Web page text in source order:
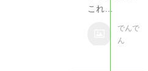
これ…
でんで
ん